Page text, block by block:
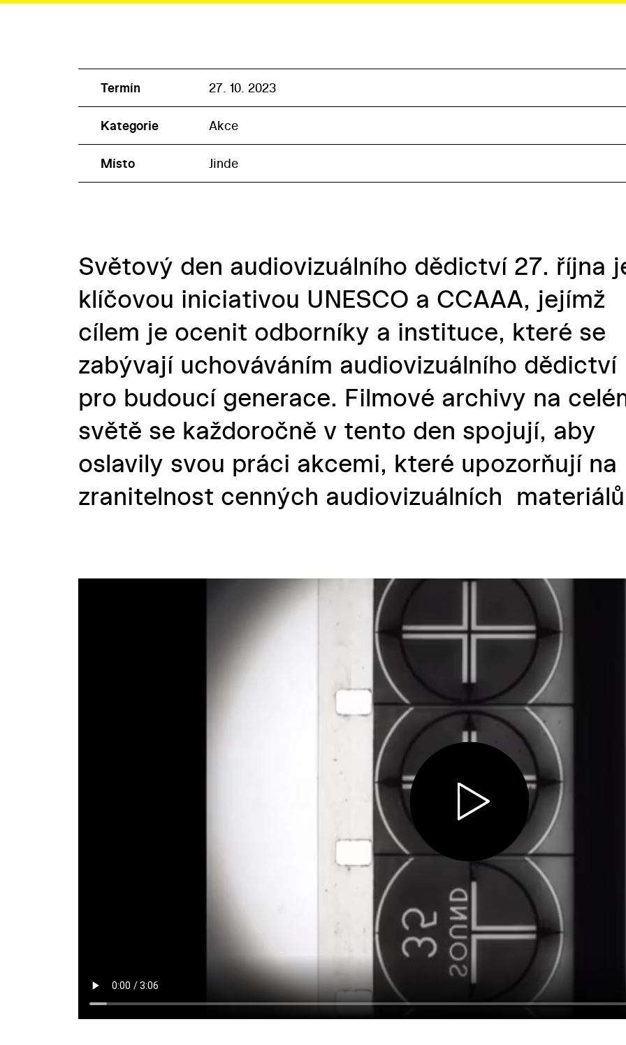
Termín 27. 10. 2023
Kategorie Akce
Místo Jinde
Světový den audiovizuálního dědictví 27. října
klíčovou iniciativou UNESCO a CCAAA, jejímž
cílem je ocenit odborníky a instituce, které se
zabývají uchováváním audiovizuálního dědictví
pro budoucí generace. Filmové archivy na
světě se každoročně v tento den spojují, aby
oslavily svou práci akcemi, které upozorňují na
zranitelnost cenných audiovizuálních